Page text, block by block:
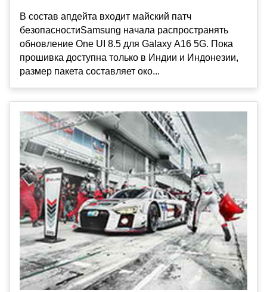
В состав апдейта входит майский патч
безопасностиSamsung начала распространять
обновление One UI 8.5 для Galaxy A16 5G. Пока
прошивка доступна только в Индии и Индонезии,
размер пакета составляет око...